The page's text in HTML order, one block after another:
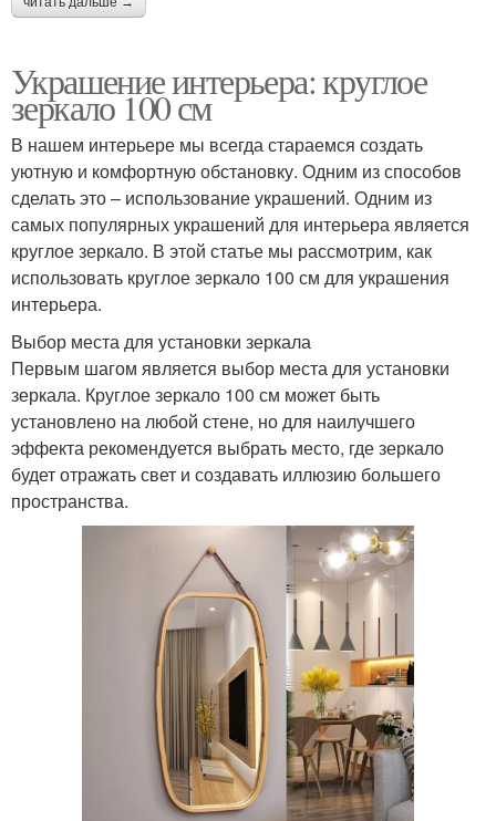
Украшение интерьера: круглое
зеркало 100 см
В нашем интерьере мы всегда стараемся создать
уютную и комфортную обстановку. Одним из способов
сделать это – использование украшений. Одним из
самых популярных украшений для интерьера является
круглое зеркало. В этой статье мы рассмотрим, как
использовать круглое зеркало 100 см для украшения
интерьера.
Выбор места для установки зеркала
Первым шагом является выбор места для установки
зеркала. Круглое зеркало 100 см может быть
установлено на любой стене, но для наилучшего
эффекта рекомендуется выбрать место, где зеркало
будет отражать свет и создавать иллюзию большего
пространства.